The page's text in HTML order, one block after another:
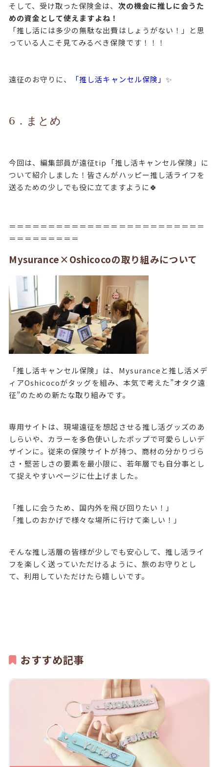
そして、受け取った保険金は、 次の機会に推しに会うた
めの資金として使えますよね！
「推し活には多少の無駄な出費はしょうがない！」と思
っている人こそ見てみるべき保険です！！！
遠征のお守りに、 「推し活キャンセル保険」 ✨
6．まとめ
今回は、編集部員が遠征tip「推し活キャンセル保険」に
ついて紹介しました！皆さんがハッピー推し活ライフを
送るための少しでも役に立てますように🍀
＝＝＝＝＝＝＝＝＝＝＝＝＝＝＝＝＝＝＝＝＝＝＝＝＝
＝＝＝＝＝＝＝＝＝
Mysurance×Oshicocoの取り組みについて
「推し活キャンセル保険」は、Mysuranceと推し活メデ
ィアOshicocoがタッグを組み、本気で考えた”オタク遠
征”のための新たな取り組みです。
専用サイトは、現場遠征を想起させる推し活グッズのあ
しらいや、カラーを多色使いしたポップで可愛らしいデ
ザインに。従来の保険サイトが持つ、商材の分かりづら
さ・堅苦しさの要素を最小限に、若年層でも自分事とし
て捉えやすいページに仕上げました。
「推しに会うため、国内外を飛び回りたい！」
「推しのおかげで様々な場所に行けて楽しい！」
そんな推し活層の皆様が少しでも安心して、推し活ライ
フを楽しく送っていただけるように、旅のお守りとし
て、利用していただけたら嬉しいです。
おすすめ記事